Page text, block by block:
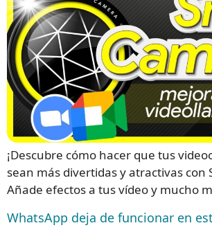
¡Descubre cómo hacer que tus
sean más divertidas y atractivas con
Añade efectos a tus vídeo y mucho
WhatsApp deja de funcionar en